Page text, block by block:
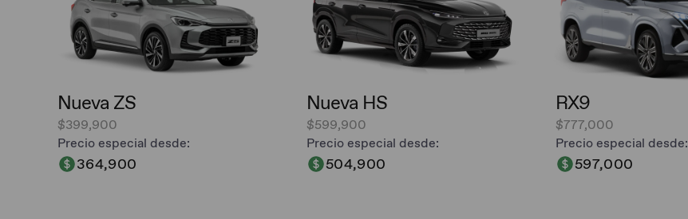
Nueva ZS
$399,900
Precio especial desde:
364,900
Nueva HS
$599,900
Precio especial desde:
504,900
RX9
$777,000
Precio especial desde:
597,000